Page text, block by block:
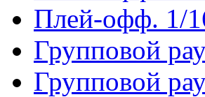
Плей-офф. 1/
Групповой
Групповой